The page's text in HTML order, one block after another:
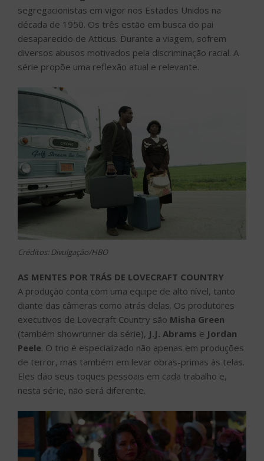
segregacionistas em vigor nos Estados Unidos na
década de 1950. Os três estão em busca do pai
desaparecido de Atticus. Durante a viagem, sofrem
diversos abusos motivados pela discriminação racial. A
série propõe uma reflexão atual e relevante.
Créditos: Divulgação/HBO
AS MENTES POR TRÁS DE LOVECRAFT COUNTRY
A produção conta com uma equipe de alto nível, tanto
diante das câmeras como atrás delas. Os produtores
executivos de Lovecraft Country são Misha Green
(também showrunner da série), J.J. Abrams e Jordan
Peele. O trio é especializado não apenas em produções
de terror, mas também em levar obras-primas às telas.
Eles dão seus toques pessoais em cada trabalho e,
nesta série, não será diferente.